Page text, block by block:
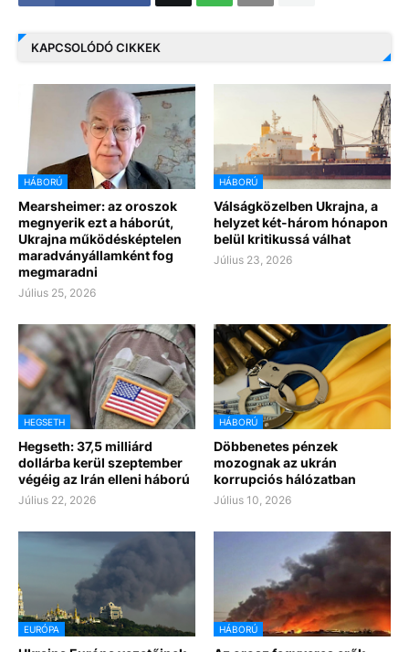
KAPCSOLÓDÓ CIKKEK
HÁBORÚ
Mearsheimer: az oroszok
megnyerik ezt a háborút,
Ukrajna működésképtelen
maradványállamként fog
megmaradni
Július 25, 2026
HÁBORÚ
Válságközelben Ukrajna, a
helyzet két-három hónapon
belül kritikussá válhat
Július 23, 2026
HEGSETH
Hegseth: 37,5 milliárd
dollárba kerül szeptember
végéig az Irán elleni háború
Július 22, 2026
HÁBORÚ
Döbbenetes pénzek
mozognak az ukrán
korrupciós hálózatban
Július 10, 2026
EURÓPA HÁBORÚ